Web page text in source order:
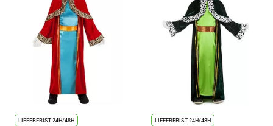
LIEFERFRIST 24H/48H
LIEFERFRIST 24H/48H